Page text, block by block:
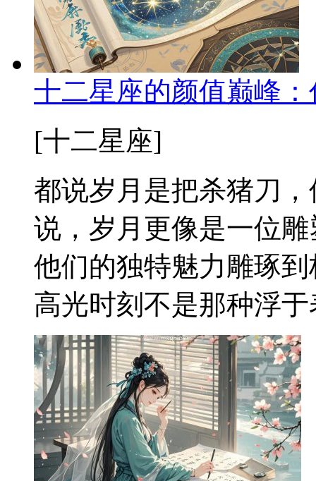
十二星座的颜值巅峰
[十二星座]
都说岁月是把杀猪刀
说，岁月更像是一位
他们的独特魅力雕琢
高光时刻不是那种浮